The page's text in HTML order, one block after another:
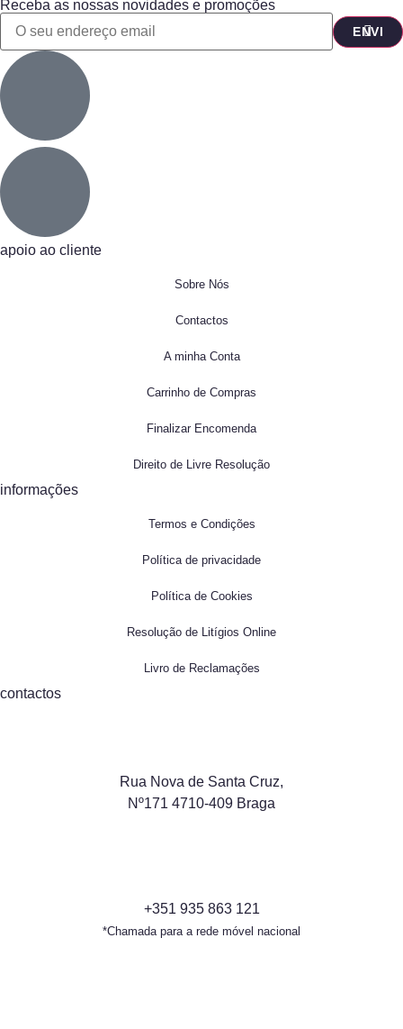
Receba as nossas novidades e promoções
apoio ao cliente
Sobre Nós
Contactos
A minha Conta
Carrinho de Compras
Finalizar Encomenda
Direito de Livre Resolução
informações
Termos e Condições
Política de privacidade
Política de Cookies
Resolução de Litígios Online
Livro de Reclamações
contactos
Rua Nova de Santa Cruz,
Nº171 4710-409 Braga
+351 935 863 121
*Chamada para a rede móvel nacional